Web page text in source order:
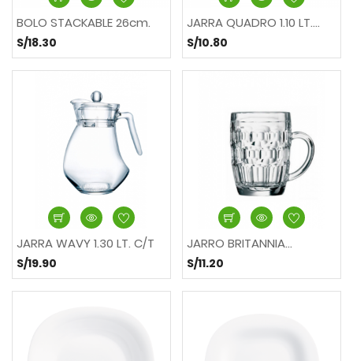
BOLO STACKABLE 26cm.
S/18.30
JARRA QUADRO 1.10 LT....
S/10.80
JARRA WAVY 1.30 LT. C/T
S/19.90
JARRO BRITANNIA...
S/11.20